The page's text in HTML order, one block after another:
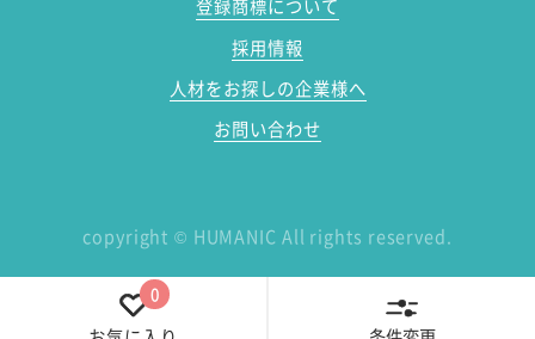
登録商標について
採用情報
人材をお探しの企業様へ
お問い合わせ
copyright © HUMANIC All rights reserved.
0